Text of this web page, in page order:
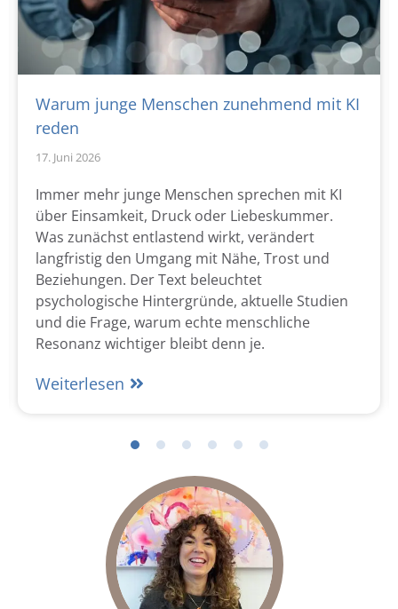
Warum junge Menschen zunehmend mit KI
reden
17. Juni 2026
Immer mehr junge Menschen sprechen mit KI
über Einsamkeit, Druck oder Liebeskummer.
Was zunächst entlastend wirkt, verändert
langfristig den Umgang mit Nähe, Trost und
Beziehungen. Der Text beleuchtet
psychologische Hintergründe, aktuelle Studien
und die Frage, warum echte menschliche
Resonanz wichtiger bleibt denn je.
Weiterlesen